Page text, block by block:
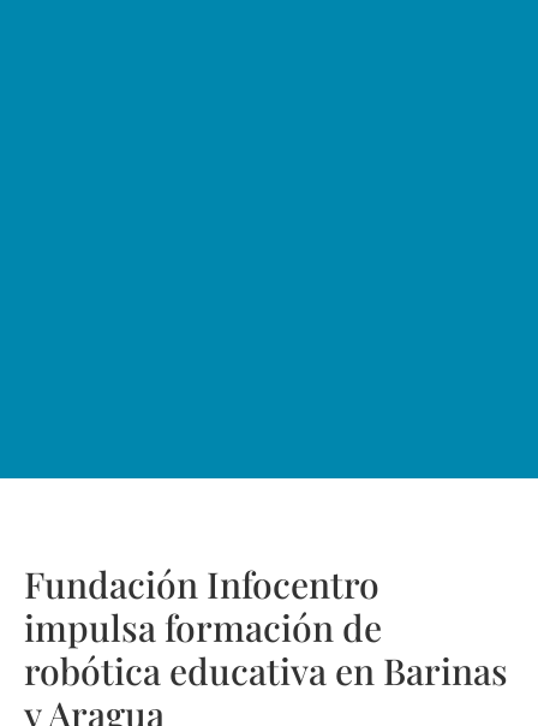
Fundación Infocentro
impulsa formación de
robótica educativa en Barinas
y Aragua